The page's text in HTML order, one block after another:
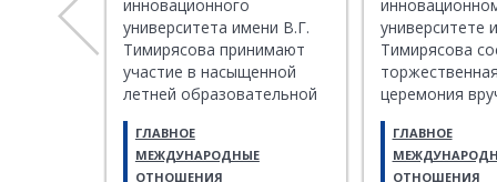
инновационного
университета имени В.Г.
Тимирясова принимают
участие в насыщенной
летней образовательной
программе на базе
Восточно-Ляонинского
университета (КНР) –
ГЛАВНОЕ
МЕЖДУНАРОДНЫЕ
ОТНОШЕНИЯ
траекторий
университете
Тимирясова
церемония
дипломов и
иностранным
ставшая ярким
ГЛАВНОЕ
ОТНОШЕНИЯ